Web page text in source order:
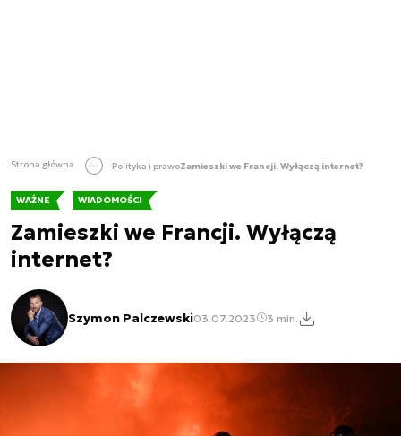
Strona główna Polityka i prawoZamieszki we Francji. Wyłączą internet?
WAŻNE WIADOMOŚCI
Zamieszki we Francji. Wyłączą
internet?
Szymon Palczewski03.07.2023 3 min.